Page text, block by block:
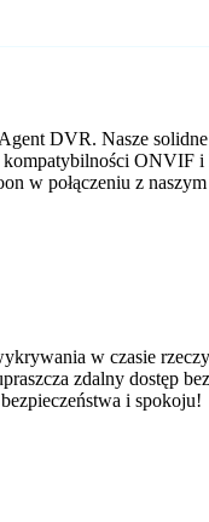
DVR. Nasze
ONVIF
połączeniu z
w czasie
zdalny dostęp
i spokoju!